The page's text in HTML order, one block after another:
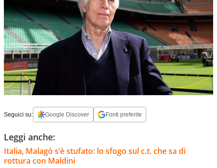
Seguici su: Google Discover Fonti preferite
Leggi anche:
Italia, Malagò s’è stufato: lo sfogo sul c.t. che sa di
rottura con Maldini